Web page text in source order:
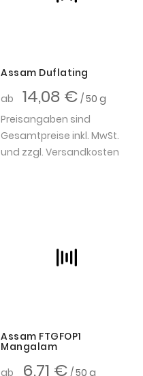
Assam Duflating
ab
14,08 € / 50 g
Preisangaben sind
Gesamtpreise inkl. MwSt.
und zzgl. Versandkosten
Assam FTGFOP1
Mangalam
ab
6,71 € / 50 g